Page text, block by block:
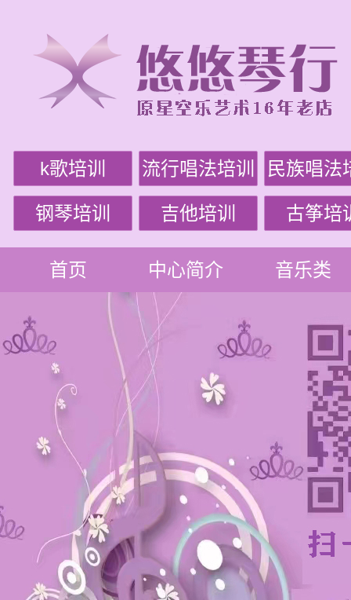
k歌培训 流行唱法培训 民族唱法
钢琴培训 吉他培训 古筝培
首页 中心简介 音乐类